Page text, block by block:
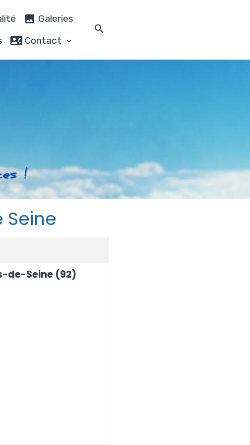
Galeries
Contact
Seine
de-Seine (92)